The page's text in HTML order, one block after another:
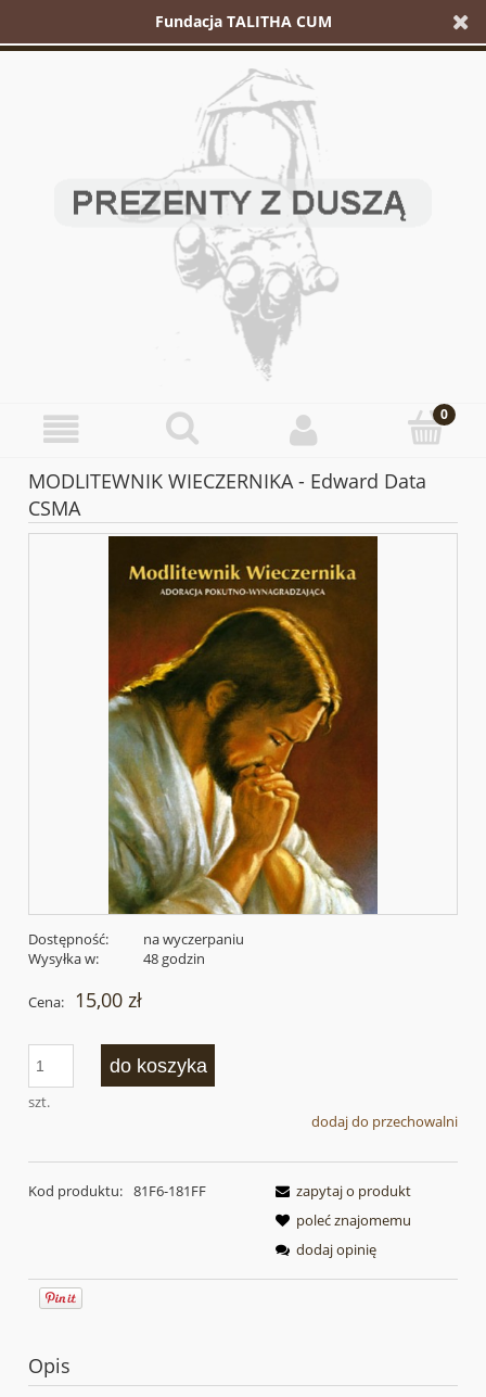
Fundacja TALITHA CUM
MODLITEWNIK WIECZERNIKA - Edward Data
CSMA
Dostępność:
na wyczerpaniu
Wysyłka w:
48 godzin
Cena: 15,00 zł
szt.
do koszyka
dodaj do przechowalni
Kod produktu: 81F6-181FF
zapytaj o produkt
poleć znajomemu
dodaj opinię
Opis